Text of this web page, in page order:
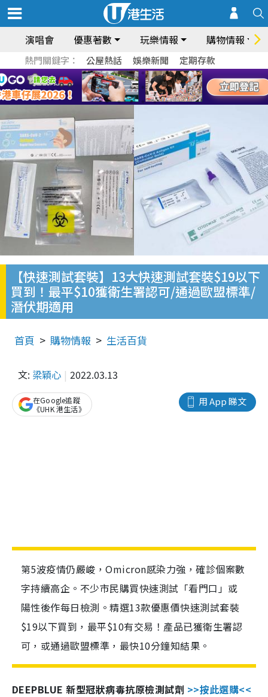
演唱會 優惠著數 玩樂情報 購物情報
熱門關鍵字： 公屋熱話 娛樂新聞 定期存款
【快速測試套裝】13大快速測試套裝$19以下
買到！最平$10獲衛生署認可/通過歐盟標準/
潛伏期適用
首頁 購物情報 生活百貨
文: 梁穎心 2022.03.13
用 App 睇文
在Google追蹤
《UHK 港生活》
第5波疫情仍嚴峻，Omicron感染力強，確診個案數
字持續高企。不少市民購買快速測試「看門口」或
陽性後作每日檢測。精選13款優惠價快速測試套裝
$19以下買到，最平$10有交易！產品已獲衛生署認
可，或通過歐盟標準，最快10分鐘知結果。
DEEPBLUE 新型冠狀病毒抗原檢測試劑 >>按此選購<<